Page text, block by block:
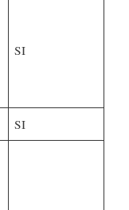
SI
SI